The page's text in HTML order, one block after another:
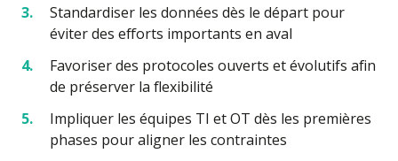
Standardiser les données dès le départ pour
éviter des efforts importants en aval
Favoriser des protocoles ouverts et évolutifs afin
de préserver la flexibilité
Impliquer les équipes TI et OT dès les premières
phases pour aligner les contraintes